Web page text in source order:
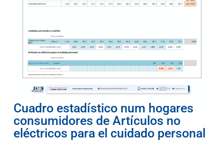
Cuadro estadístico num hogares
consumidores de Artículos no
eléctricos para el cuidado personal